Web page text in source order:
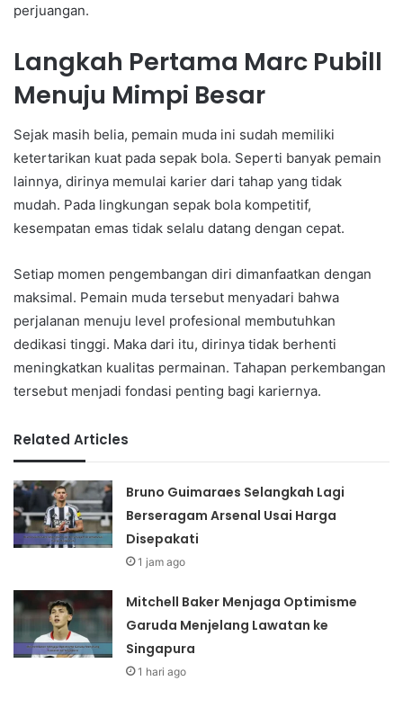
perjuangan.
Langkah Pertama Marc Pubill
Menuju Mimpi Besar
Sejak masih belia, pemain muda ini sudah memiliki
ketertarikan kuat pada sepak bola. Seperti banyak pemain
lainnya, dirinya memulai karier dari tahap yang tidak
mudah. Pada lingkungan sepak bola kompetitif,
kesempatan emas tidak selalu datang dengan cepat.
Setiap momen pengembangan diri dimanfaatkan dengan
maksimal. Pemain muda tersebut menyadari bahwa
perjalanan menuju level profesional membutuhkan
dedikasi tinggi. Maka dari itu, dirinya tidak berhenti
meningkatkan kualitas permainan. Tahapan perkembangan
tersebut menjadi fondasi penting bagi kariernya.
Related Articles
Bruno Guimaraes Selangkah Lagi
Berseragam Arsenal Usai Harga
Disepakati
1 jam ago
Mitchell Baker Menjaga Optimisme
Garuda Menjelang Lawatan ke
Singapura
1 hari ago